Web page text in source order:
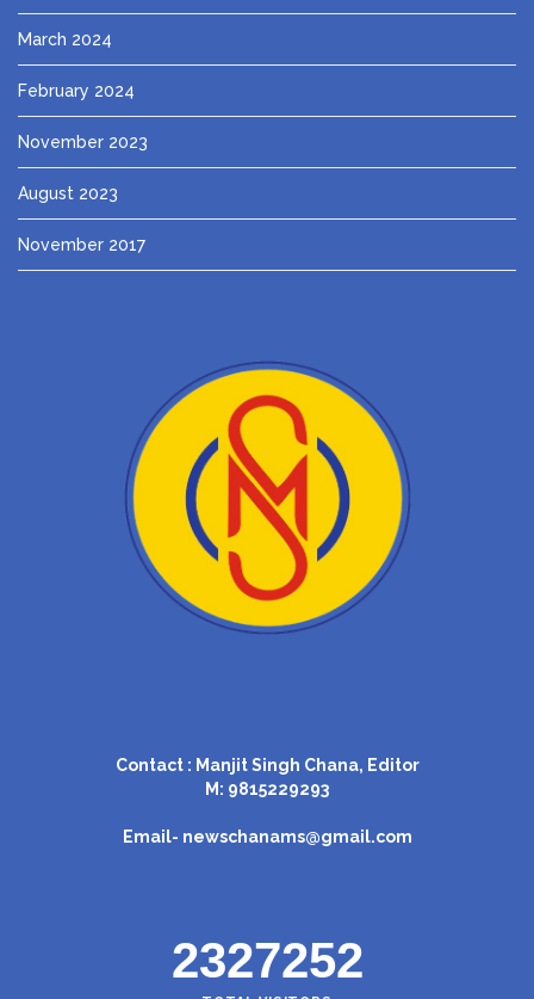
March 2024
February 2024
November 2023
August 2023
November 2017
Contact : Manjit Singh Chana, Editor
M: 9815229293
Email- newschanams@gmail.com
2327252